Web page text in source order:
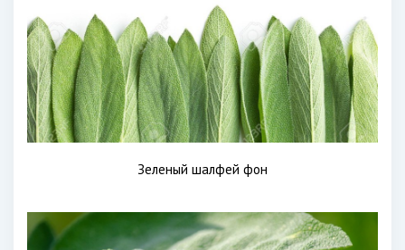
Зеленый шалфей фон